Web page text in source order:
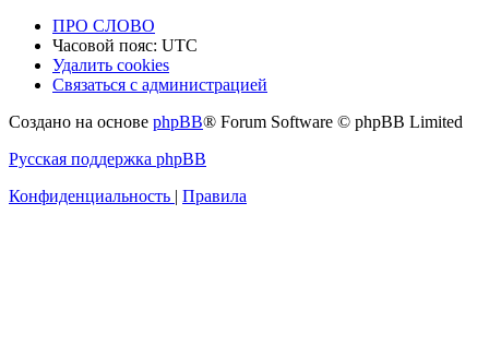
ПРО СЛОВО
Часовой пояс: UTC
Удалить cookies
Связаться с администрацией
Создано на основе phpBB® Forum Software © phpBB Limited
Русская поддержка phpBB
Конфиденциальность | Правила